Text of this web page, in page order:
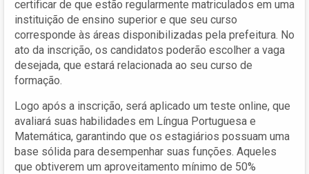
certificar de que estão regularmente matriculados em uma
instituição de ensino superior e que seu curso
corresponde às áreas disponibilizadas pela prefeitura. No
ato da inscrição, os candidatos poderão escolher a vaga
desejada, que estará relacionada ao seu curso de
formação.
Logo após a inscrição, será aplicado um teste online, que
avaliará suas habilidades em Língua Portuguesa e
Matemática, garantindo que os estagiários possuam uma
base sólida para desempenhar suas funções. Aqueles
que obtiverem um aproveitamento mínimo de 50%